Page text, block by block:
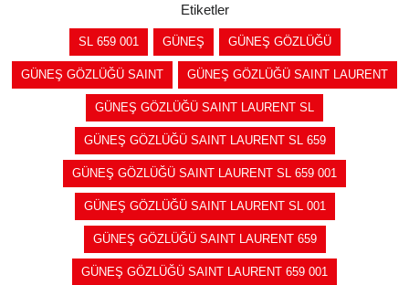
Etiketler
SL 659 001 GÜNEŞ GÜNEŞ GÖZLÜĞÜ
GÜNEŞ GÖZLÜĞÜ SAINT GÜNEŞ GÖZLÜĞÜ SAINT LAURENT
GÜNEŞ GÖZLÜĞÜ SAINT LAURENT SL
GÜNEŞ GÖZLÜĞÜ SAINT LAURENT SL 659
GÜNEŞ GÖZLÜĞÜ SAINT LAURENT SL 659 001
GÜNEŞ GÖZLÜĞÜ SAINT LAURENT SL 001
GÜNEŞ GÖZLÜĞÜ SAINT LAURENT 659
GÜNEŞ GÖZLÜĞÜ SAINT LAURENT 659 001